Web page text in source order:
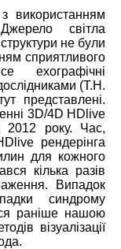
використанням
світла
не були
сприятливого
ехографічні
(T.H.
представлені.
3D/4D HDlive
2012 року. Час,
рендерінга
для кожного
кілька разів
Випадок
синдрому
раніше нашою
візуалізації